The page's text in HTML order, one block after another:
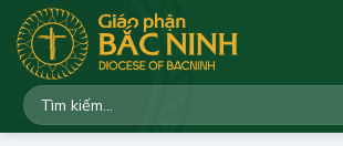
qua
dung